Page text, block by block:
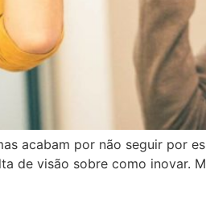
acabam por não seguir por
de visão sobre como inovar.